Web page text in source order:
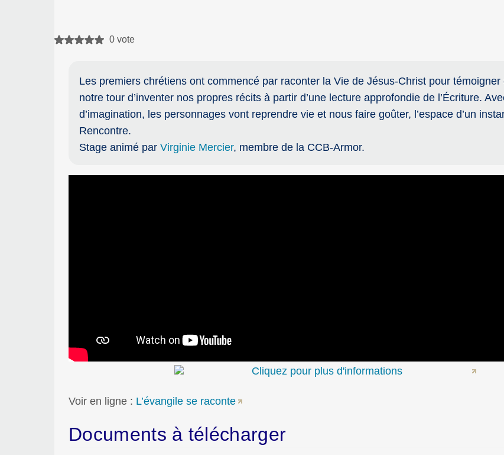
0 vote
Les premiers chrétiens ont commencé par raconter la Vie de Jésus-Christ pour témoigner
notre tour d’inventer nos propres récits à partir d’une lecture approfondie de l’Écriture.
d’imagination, les personnages vont reprendre vie et nous faire goûter, l’espace d’un
Rencontre.
Stage animé par Virginie Mercier, membre de la CCB-Armor.
Voir en ligne : L’évangile se raconte
Documents à télécharger